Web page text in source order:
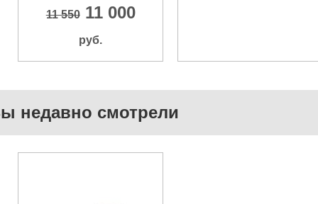
11 55011 000
руб.
недавно смотрели